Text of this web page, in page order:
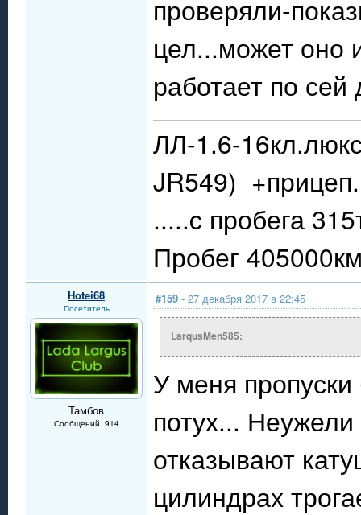
проверяли-
цел...может оно
работает по сей
ЛЛ-1.6-
JR549) +прицеп.
.....c пробега
Пробег
Hotei68
Посетитель
Тамбов
Сообщений: 914
#159 - 27 декабря 2017 в 22:45
LarqusMen585:
У меня
потух...
отказывают
цилиндрах